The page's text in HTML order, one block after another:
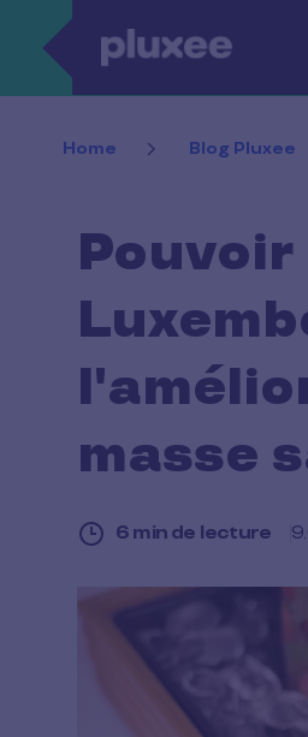
Aller au contenu principal
Home Blog Pluxee
masse
6 min de lecture